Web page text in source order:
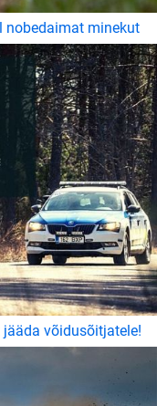
nobedaimat minekut
võidusõitjatele!